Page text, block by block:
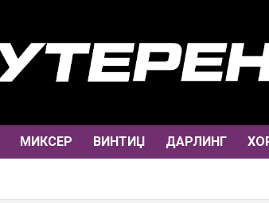
МИКСЕР ВИНТИЏ ДАРЛИНГ